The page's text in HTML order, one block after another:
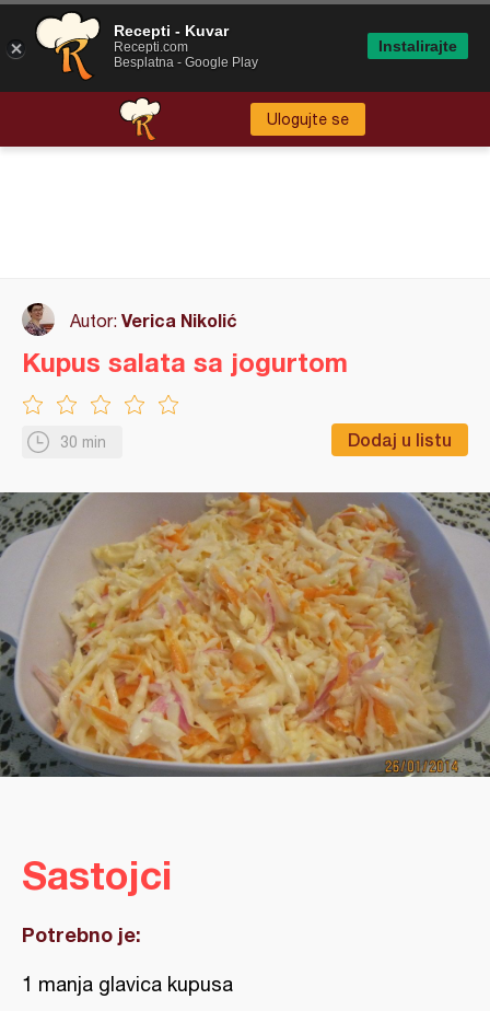
Ulogujte se
Autor: Verica Nikolić
30 min Dodaj u listu
Kupus salata sa jogurtom
Sastojci
Potrebno je:
1 manja glavica kupusa
Recepti - Kuvar
Recepti.com
Besplatna - Google Play
Instalirajte